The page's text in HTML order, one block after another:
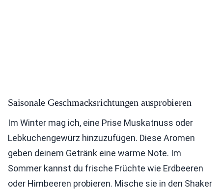
Saisonale Geschmacksrichtungen ausprobieren
Im Winter mag ich, eine Prise Muskatnuss oder
Lebkuchengewürz hinzuzufügen. Diese Aromen
geben deinem Getränk eine warme Note. Im
Sommer kannst du frische Früchte wie Erdbeeren
oder Himbeeren probieren. Mische sie in den Shaker